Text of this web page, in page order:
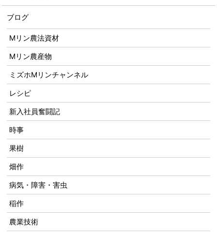
ブログ
Mリン農法資材
Mリン農産物
ミズホMリンチャンネル
レシピ
新入社員奮闘記
時事
果樹
畑作
病気・障害・害虫
稲作
農業技術